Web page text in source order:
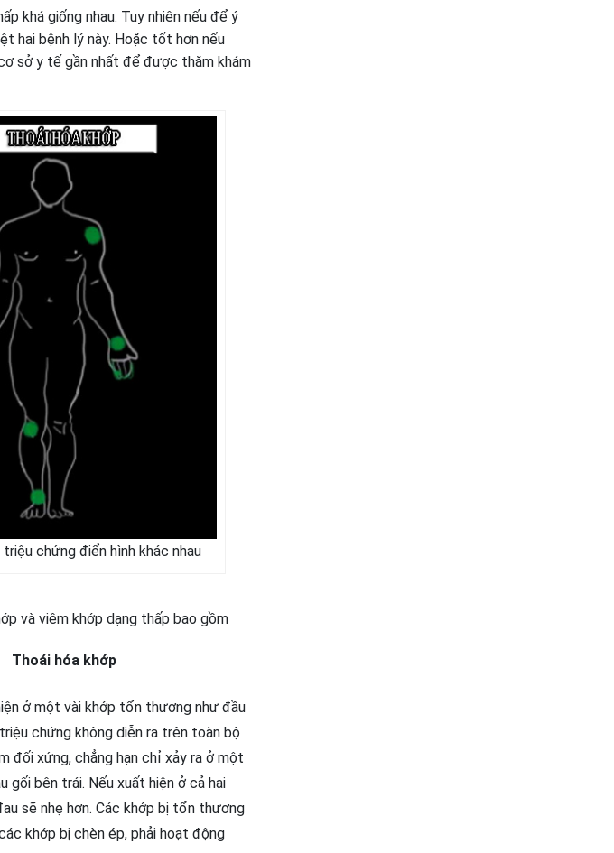
khá giống nhau. Tuy nhiên nếu để ý
hai bệnh lý này. Hoặc tốt hơn nếu
sở y tế gần nhất để được thăm khám
chứng điển hình khác nhau
và viêm khớp dạng thấp bao gồm
Thoái hóa khớp
ở một vài khớp tổn thương như đầu
chứng không diễn ra trên toàn bộ
đối xứng, chẳng hạn chỉ xảy ra ở một
gối bên trái. Nếu xuất hiện ở cả hai
sẽ nhẹ hơn. Các khớp bị tổn thương
khớp bị chèn ép, phải hoạt động